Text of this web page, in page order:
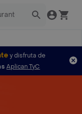
y disfruta de
Aplican TyC